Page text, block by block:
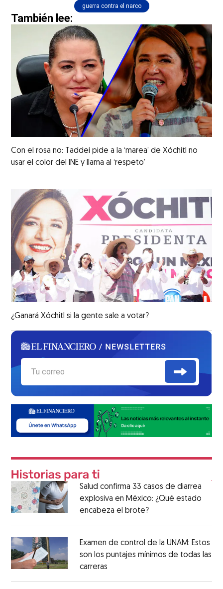
guerra contra el narco
También lee:
Con el rosa no: Taddei pide a la ‘marea’ de Xóchitl no
usar el color del INE y llama al ‘respeto’
¿Ganará Xóchitl si la gente sale a votar?
Salud confirma 33 casos de diarrea
explosiva en México: ¿Qué estado
encabeza el brote?
Examen de control de la UNAM: Estos
son los puntajes mínimos de todas las
carreras